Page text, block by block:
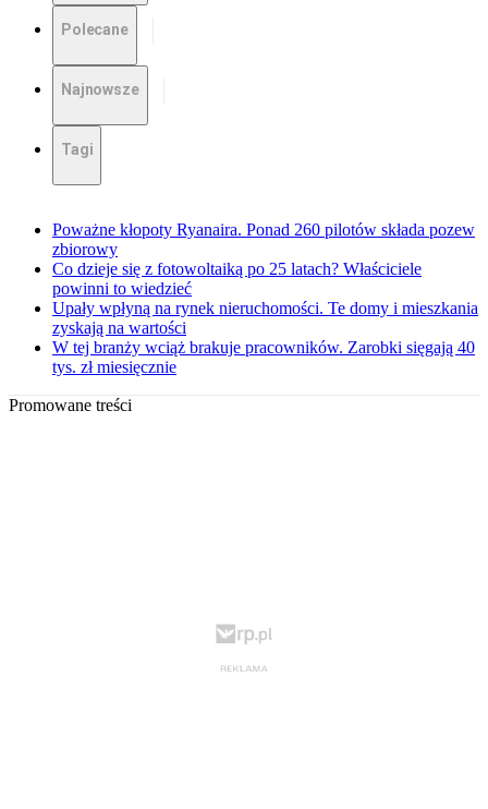
Polecane
Najnowsze
Tagi
Poważne kłopoty Ryanaira. Ponad 260 pilotów składa pozew
zbiorowy
Co dzieje się z fotowoltaiką po 25 latach? Właściciele
powinni to wiedzieć
Upały wpłyną na rynek nieruchomości. Te domy i mieszkania
zyskają na wartości
W tej branży wciąż brakuje pracowników. Zarobki sięgają 40
tys. zł miesięcznie
Promowane treści